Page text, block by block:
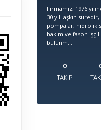
Firmamız, 1976
30 yılı aşkın
pompalar, hidrolik
bakım ve fason
bulunm...
0
TAKIP